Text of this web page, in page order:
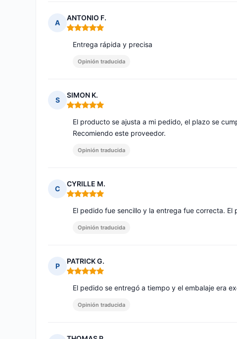
A
ANTONIO F.
Nota: 5 de 5
Entrega rápida y precisa
Opinión traducida
S
SIMON K.
Nota: 5 de 5
El producto se ajusta a mi pedido, el plazo se
Recomiendo este proveedor.
Opinión traducida
C
CYRILLE M.
Nota: 5 de 5
El pedido fue sencillo y la entrega fue correcta.
Opinión traducida
P
PATRICK G.
Nota: 5 de 5
El pedido se entregó a tiempo y el embalaje era
Opinión traducida